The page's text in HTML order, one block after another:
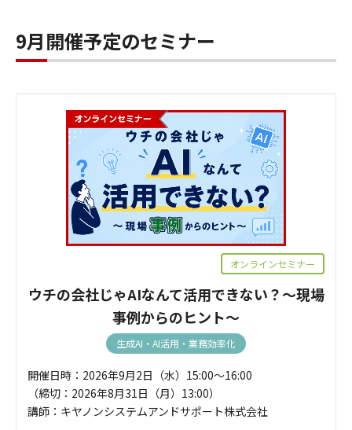
9月開催予定のセミナー
オンラインセミナー
ウチの会社じゃAIなんて活用できない？～現場
事例からのヒント～
生成AI・AI活用・業務効率化
開催日時：2026年9月2日（水）15:00～16:00
（締切：2026年8月31日（月）13:00）
講師：キヤノンシステムアンドサポート株式会社